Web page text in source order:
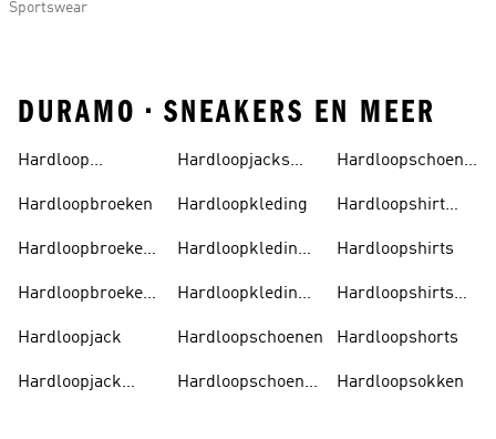
Sportswear
DURAMO • SNEAKERS EN MEER
Hardloop
Hardloopbroeken
Hardloopbroeken
Hardloopbroeken
Hardloopjack
Hardloopjack
Hardloopjacks
Hardloopkleding
Hardloopkleding
Hardloopkleding
Hardloopschoenen
Hardloopschoenen
Hardloopschoenen
Hardloopshirt
Hardloopshirts
Hardloopshirts
Hardloopshorts
Hardloopsokken